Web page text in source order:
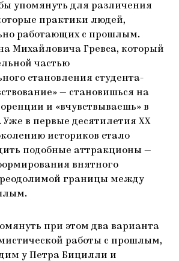
упомянуть для различения
практики людей,
работающих с прошлым.
Михайловича Гревса, который
частью
становления студента-
— становишься на
и «вчувствываешь» в
Уже в первые десятилетия ХХ
историков стало
подобные аттракционы —
внятного
границы между
при этом два варианта
работы с прошлым,
у Петра Бицилли и